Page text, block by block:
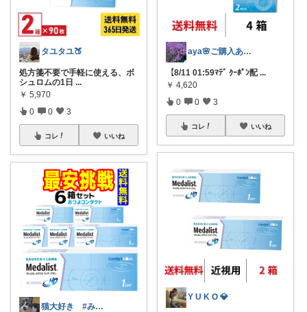
タユタユ🍑
処方箋不要で手軽に使える、ボ
シュロムの1日 ...
￥ 5,970
0 0 3
コレ いいね
猫大好き #みなさんのお気持ちに感謝
aya🌸ご購入ありがとうございます✨
【8/11 01:59ﾏﾃﾞ ｸｰﾎﾟﾝ配 ...
￥ 4,620
0 0 3
コレ いいね
Y U K O 💎